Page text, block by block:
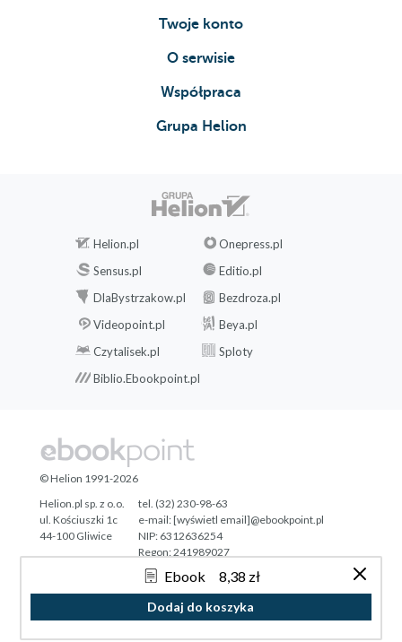
Ebook 8,38 zł
Dodaj do koszyka
Twoje konto
O serwisie
Współpraca
Grupa Helion
Helion.pl
Onepress.pl
Sensus.pl
Editio.pl
DlaBystrzakow.pl
Bezdroza.pl
Videopoint.pl
Beya.pl
Czytalisek.pl
Sploty
Biblio.Ebookpoint.pl
Tonik.pl
© Helion 1991-2026
Helion.pl sp. z o.o.
ul. Kościuszki 1c
44-100 Gliwice
tel. (32) 230-98-63
e-mail:[wyświetl email]@ebookpoint.pl
NIP: 6312636254
Regon: 241989027